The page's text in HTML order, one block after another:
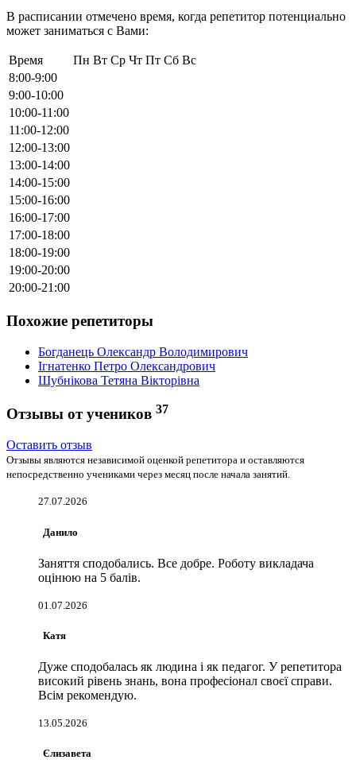
В расписании отмечено время, когда репетитор потенциально
может заниматься с Вами:
Время Пн Вт Ср Чт Пт Сб Вс
8:00-9:00
9:00-10:00
10:00-11:00
11:00-12:00
12:00-13:00
13:00-14:00
14:00-15:00
15:00-16:00
16:00-17:00
17:00-18:00
18:00-19:00
19:00-20:00
20:00-21:00
Похожие репетиторы
Богданець Олександр Володимирович
Ігнатенко Петро Олександрович
Шубнікова Тетяна Вікторівна
Отзывы от учеников 37
Оставить отзыв
Отзывы являются независимой оценкой репетитора и оставляются
непосредственно учениками через месяц после начала занятий.
27.07.2026
Данило
Заняття сподобались. Все добре. Роботу викладача
оцінюю на 5 балів.
01.07.2026
Катя
Дуже сподобалась як людина і як педагог. У репетитора
високий рівень знань, вона професіонал своєї справи.
Всім рекомендую.
13.05.2026
Єлизавета